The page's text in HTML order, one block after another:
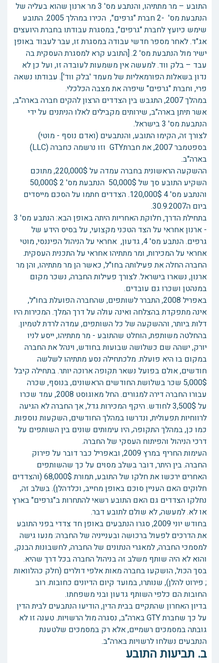
התובע – מר מתתיהו, והנתבע מס' 3 מר ארנון שהוא בעליה של
הנתבעת מס' -2 חברת "גרפים", הכירו במהלך 2005. התובע
שימש כיועץ לחברת "גרפים", במסגרת עבודתו בחברת היועצים
אג"ד. לאחר מספר חדשי עבודה במסגרת זו, עבר לעבוד באופן
ישיר מול הנתבעת מס' 2. [התובע קרא למסגרת העסקית בה
עבד – בלק ווד. למעשה אין משמעות לעובדה זו, ועל כן לא
נדון בשאלות הפורמאליות של מעמד 'בלק ווד']. עבודתו נשאה
פרי, וחברת "גרפים" שיפרה את מצבה הכלכלי.
במהלך 2007, התגבש בין הצדדים הרצון להקים חברה בארה"ב,
אשר תיתן בארה"ב, שירותים מקבילים לאלו הניתנים על ידי
הנתבעת מס' 3 בישראל.
לצורך זה, הקימו התובע, והנתבעים (ואדם נוסף - מוטי)
בספטמבר 2007, את חברתGTY וזו נרשמה כחברה (LLC)
בארה"ב.
ההשקעה הראשונית בחברה עמדה על 220,000$, מתוכם
השקיע התובע סך של 50,000$ הנתבעת מס' 2 50,000$
והנתבע מס' 4 120,000$. הצדדים חתמו על הסכם מייסדים
ביום ה30.9.2007.
בתחילת הדרך, חלוקת האחריות היתה באופן הבא: הנתבע מס' 3
- ארנון אחראי על הצד הטכני מקצועי, על בסיס הידע של
גרפים. הנתבע מס' 4, גדעון, אחראי על הניהול הפיננסי, מוטי
אחראי על המכירות, ומר מתתיהו אחראי על התכנית העסקית.
החברה החלה את פעילותה בחו"ל, כאשר הן מר מתתיהו, והן מר
ארנון, נשארו בישראל. לצורך פעילות החברה, נשכר מקום
במנהטן ושכרו גם עובדים.
באפריל 2008, התברר לשותפים, שהחברה הפועלת בחו"ל,
אינה מתפקדת בהצלחה ואינה עולה על דרך המלך. המכירות היו
דלות ביותר, וההשקעה של כל השותפים, עמדה לרדת לטמיון.
בהחלטה משותפת, הוחלט שהתובע - מר מתתיהו, ייסע לניו
יורק, ישהה שם כשלושה שבועות בחודש, וינהל את החברה
במקום בו היא פועלת. מלכתחילה נסע מתתיהו לשלשה
חודשים, אולם בפועל נשאר תקופה ארוכה יותר. בתחילה קיבל
5,000$ שכר בשלושת החודשים הראשונים, בנוסף, שכרה
עבורו החברה דירה למגורים. החל מאוגוסט 2008, עמד שכרו
על 3,500$ לחודש. היקף המכירות גדל, אך החברה לא הגיעה
לרווחיות תפעולית, ונדרשו במהלך החודשים, השקעות נוספות.
כמו כן, במהלך התקופה, היו עימותים שונים בין השותפים על
דרכי הניהול והפיתוח העסקי של החברה.
העימות החריף במרץ 2009, ובאפריל כבר דובר על פירוק
החברה. בין היתר, דובר בשלב מסוים על כך שהשותפים
האחרים ירכשו את חלקו של התובע, תמורת 68,000$ (והצדדים
חלוקים האם העניין סוכם באופן מחייב, וכלדהלן). בשלב זה,
נחלקו הצדדים גם האם התובע רשאי להתחרות ב"גרפים" בארץ
או לא. למעשה, לא שולם לתובע דבר.
בחודש יוני 2009, סגרו הנתבעים באופן חד צדדי בפני התובע
את הדרכים לפעול ברכושה ובענייניה של החברה: מנעו גישה
למסמכי החברה, למאגרי הנתונים של החברה, לחשבונות הבנק,
והוא לא היה שותף משלב זה בניהול החברה בכל דרך שהיא.
בסך הכול, הושקעו בחברה מאות אלפי דולרים (חלק כהלוואות
; פירוט להלן), שנותרו, במועד קיום הדיונים כחובות. רוב
החובות הם כלפי השותף גדעון ובני משפחתו.
בדיון האחרון שהתקיים בבית הדין, הודיעו הנתבעים לבית הדין
על כך שחברת GTY בארה"ב, נסגרה מול הרשויות. טענה זו לא
גובתה במסמכים רשמיים, אלא רק במסמכים שלטענת
הנתבעים נשלחו לרשויות בארה"ב.
ב. תביעות התובע